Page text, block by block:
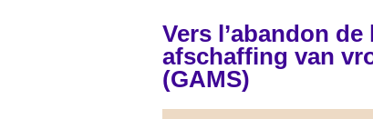
Vers l’abandon
afschaffing van
(GAMS)